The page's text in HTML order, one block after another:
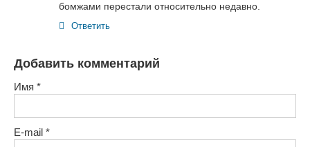
бомжами перестали относительно недавно.
Ответить
Добавить комментарий
Имя *
E-mail *